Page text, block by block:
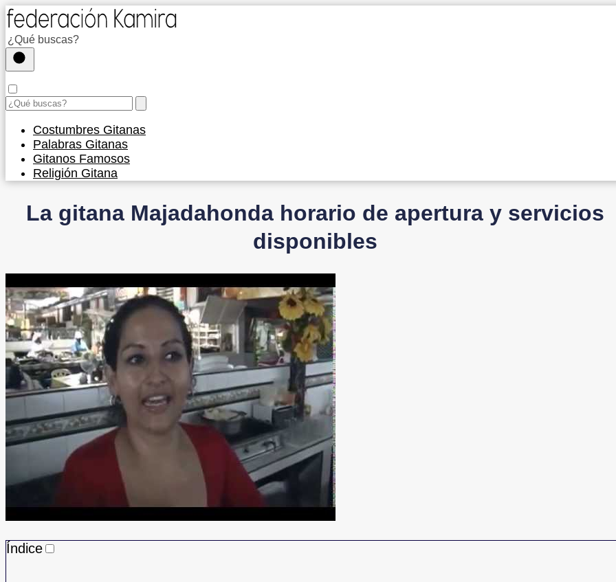
Costumbres Gitanas
Palabras Gitanas
Gitanos Famosos
Religión Gitana
La gitana Majadahonda horario de apertura y servicios
disponibles
Índice